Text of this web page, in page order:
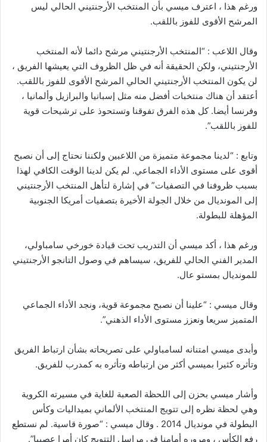
ورغم هذا ، اعترف ميسي بأن المنتخب الأرجنتيني الحالي ليس
المرشح الأقوى للفوز باللقب.
وقال اللاعب : “المنتخب الأرجنتيني مرشح دائما لأنه المنتخب
الأرجنتيني، ولكن الحقيقة أنه في ظل الظروف التي يعيشها الفريق ،
لن يكون المنتخب الأرجنتيني الحالي المرشح الأقوى للفوز باللقب.
أعتقد أن هناك منتخبات أفضل منه مثل إسبانيا والبرازيل وألمانيا ،
وفرنسا أيضا. كل هذه الفرق تفوقنا وتستحوذ على ترشيحات قوية
للفوز باللقب”.
وتابع : “لدينا مجموعة متميزة من اللاعبين ولكننا نحتاج إلى أن نصبح
أقوى على مستوى الأداء الجماعي. لم يكن لدينا الوقت الكافي لهذا
بسبب ظروفنا في التصفيات” في إشارة لتأهل المنتخب الأرجنتيني
إلى المونديال من خلال الجولة الأخيرة بتصفيات أمريكا الجنوبية
المؤهلة للبطولة.
ورغم هذا ، أكد ميسي أن التدريب تحت قيادة خورخي سامباولي،
المدير الفني الحالي للفريق، سيساهم في وصول التانجو الأرجنتيني
للمونديال بمستو عال.
وقال ميسي : “علينا أن نصبح مجموعة قوية، ونجد الأداء الجماعي
المتميز سريعا ونعزز مستوى الأداء الذهني”.
وأبدى ميسي امتنانه لسامباولي على تصريحاته بشأن ارتباط الفريق
وتأثره كثيرا بميسي أكثر من ارتباطه وتأثره به كمدرب للفريق.
وأشار ميسي بحزن إلى اللحظة الصعبة للغاية في مسيرته الكروية
وهي لحظة نظره إلى تتويج المنتخب الألماني بميداليات وكأس
البطولة في مونديال 2014 . وقال ميسي : “صورة قاسية. لم نستطع
رفع الكأس ، ومروره أمامنا في مراسل التتويج كان أمرا عصيبا”.